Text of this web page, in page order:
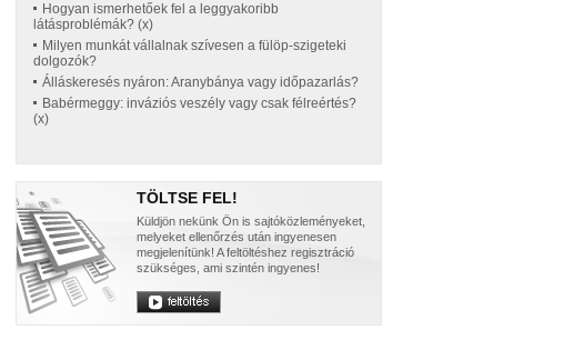
Hogyan ismerhetőek fel a leggyakoribb
látásproblémák? (x)
Milyen munkát vállalnak szívesen a fülöp-szigeteki
dolgozók?
Álláskeresés nyáron: Aranybánya vagy időpazarlás?
Babérmeggy: inváziós veszély vagy csak félreértés?
(x)
TÖLTSE FEL!
Küldjön nekünk Ön is sajtóközleményeket,
melyeket ellenőrzés után ingyenesen
megjelenítünk! A feltöltéshez regisztráció
szükséges, ami szintén ingyenes!